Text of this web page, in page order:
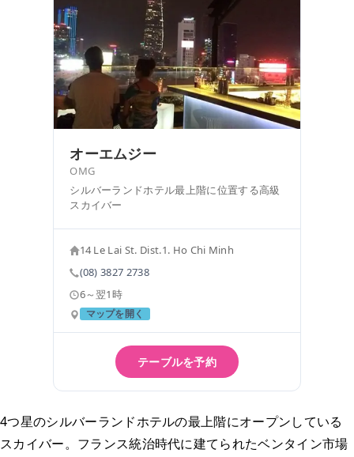
オーエムジー
OMG
シルバーランドホテル最上階に位置する高級
スカイバー
14 Le Lai St. Dist.1. Ho Chi Minh
(08) 3827 2738
6～翌1時
マップを開く
テーブルを予約
4つ星のシルバーランドホテルの最上階にオープンしている
スカイバー。フランス統治時代に建てられたベンタイン市場